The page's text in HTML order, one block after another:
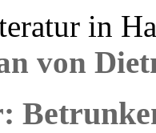
in
von